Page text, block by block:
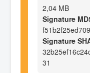
2,04 MB
Signature
Signature
31